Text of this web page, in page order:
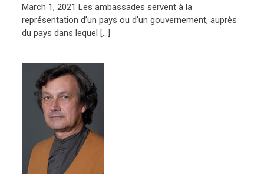
March 1, 2021 Les ambassades servent à la
représentation d’un pays ou d’un gouvernement, auprès
du pays dans lequel […]